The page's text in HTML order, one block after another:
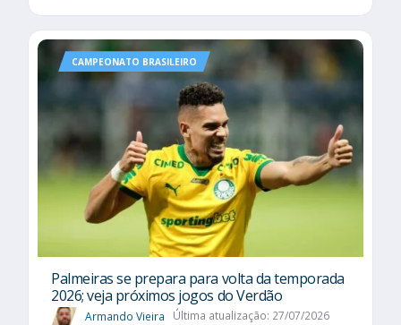
CAMPEONATO BRASILEIRO
Palmeiras se prepara para volta da temporada
2026; veja próximos jogos do Verdão
Armando Vieira Última atualização: 27/07/2026